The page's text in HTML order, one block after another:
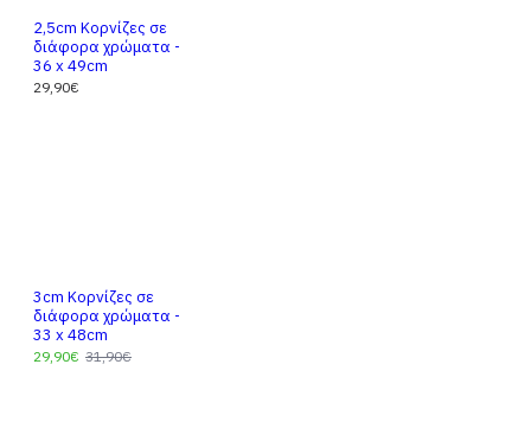
2,5cm Κορνίζες σε
διάφορα χρώματα -
36 x 49cm
29,90€
3cm Κορνίζες σε
διάφορα χρώματα -
33 x 48cm
29,90€ 31,90€